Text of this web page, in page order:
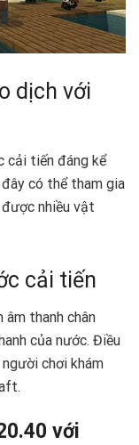
dịch với
cải tiến đáng kể
có thể tham gia
nhiều vật
cải tiến
âm thanh chân
của nước. Điều
chơi khám
với